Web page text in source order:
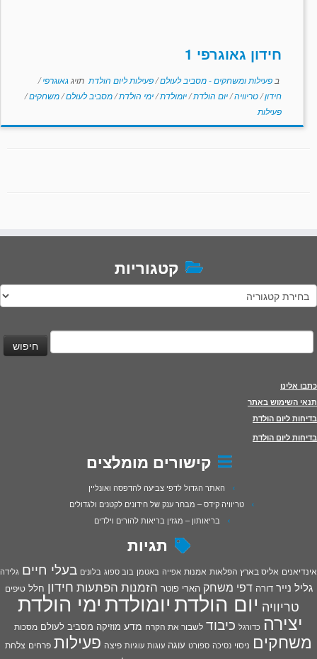
חידון גאוגרפי 1
ב פעילות ומשחקים - מסביב לעולם/פעילות ליום הולדת תויגגאוגרפי/
חידון/טריוויה/יום הולדת/יומולדת/ימי הולדת/מסביב לעולם/משחקים/
פעילות
קטגוריות
קטגוריות
חיפוש:
כתבו אלינו
תנאי השימוש באתר
בדיחות ליום הולדת
בדיחות ליום הולדת
קישורים מומלצים
האתר הגדול לדפי צביעה להדפסה ואונליין
טריוויה קידס – מבחר ענק של חידונים לקטנים ולגדולים
בריאותון – מגזין בריאות להורים וילדים
תגיות
אינדיאנים אליס בארץ הפלאות אמנות אפייה באטמן בוב ספוג בלונים בעלי חיים גלידה
גליל נייר דורה דפי משחק הארי פוטר הזמנות הפתעות חידון חלל טיפים
טריוויה יום הולדתיומולדתימי הולדת
יצירה כדורגל כיבוד לשבור את הקרח מדע מוזיקה מסביב לעולם מסכות
משחקים ניסוי נסיכה ספורט עוגה עוגות עוגיות פיצה פעילות פרחים צלחת